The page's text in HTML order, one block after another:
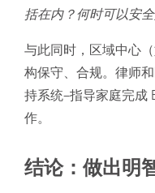
括在内？何时可以安
与此同时，区域中心
构保守、合规。律师
持系统–指导家庭完成
作。
结论：做出明